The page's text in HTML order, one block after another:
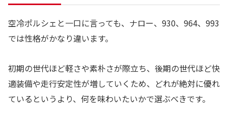
空冷ポルシェと一口に言っても、ナロー、930、964、993
では性格がかなり違います。
初期の世代ほど軽さや素朴さが際立ち、後期の世代ほど快
適装備や走行安定性が増していくため、どれが絶対に優れ
ているというより、何を味わいたいかで選ぶべきです。